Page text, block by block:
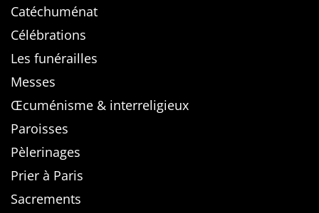
Catéchuménat
Célébrations
Les funérailles
Messes
Œcuménisme & interreligieux
Paroisses
Pèlerinages
Prier à Paris
Sacrements